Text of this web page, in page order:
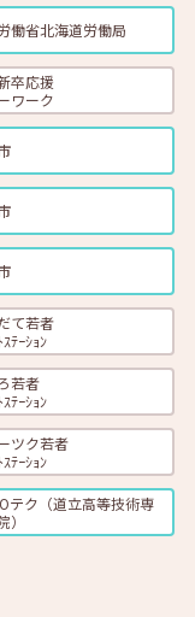
自分を振り返ってみ
働省北海道労働局
卒応援
ワーク
て若者
ｽﾃｰｼｮﾝ
若者
ｽﾃｰｼｮﾝ
ツク若者
ｽﾃｰｼｮﾝ
テク（道立高等技術専
）